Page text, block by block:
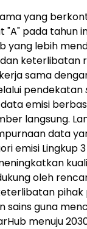
yang
"A" pada tahun
yang lebih
keterlibatan
sama
pendekatan
emisi
langsung.
data
emisi Lingkup
oleh
sains guna
menuju